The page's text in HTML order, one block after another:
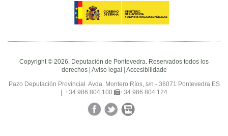
Copyright © 2026. Deputación de Pontevedra. Reservados todos los
derechos | Aviso legal | Accesibilidade
Pazo Deputación Provincial. Avda. Montero Ríos, s/n - 36071 Pontevedra ES
| +34 986 804 100
+34 986 804 124
FacebookTwitterYouTube